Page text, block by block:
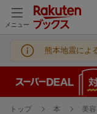
メニュー
熊本地震によ
トップ 本 美